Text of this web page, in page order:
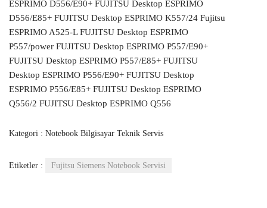
ESPRIMO D556/E90+ FUJITSU Desktop ESPRIMO
D556/E85+ FUJITSU Desktop ESPRIMO K557/24 Fujitsu
ESPRIMO A525-L FUJITSU Desktop ESPRIMO
P557/power FUJITSU Desktop ESPRIMO P557/E90+
FUJITSU Desktop ESPRIMO P557/E85+ FUJITSU
Desktop ESPRIMO P556/E90+ FUJITSU Desktop
ESPRIMO P556/E85+ FUJITSU Desktop ESPRIMO
Q556/2 FUJITSU Desktop ESPRIMO Q556
Kategori : Notebook Bilgisayar Teknik Servis
Etiketler : Fujitsu Siemens Notebook Servisi